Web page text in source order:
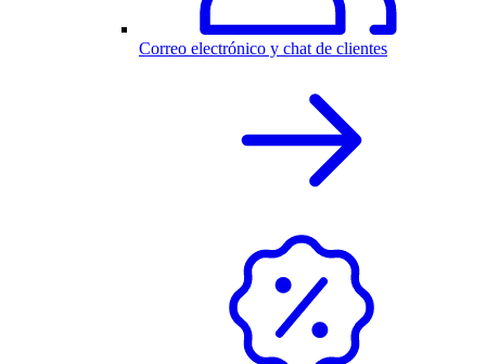
Correo electrónico y chat de clientes